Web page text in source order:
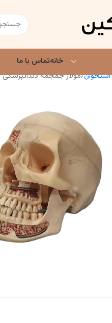
خانهتماس با ما
مولاژ جمجمه دندانپزشکی ۱۰ قسمتی